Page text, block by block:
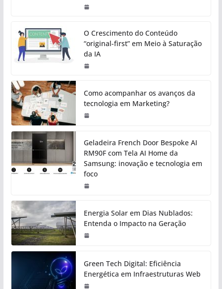
O Crescimento do Conteúdo
“original-first” em Meio à Saturação
da IA
Como acompanhar os avanços da
tecnologia em Marketing?
Geladeira French Door Bespoke AI
RM90F com Tela AI Home da
Samsung: inovação e tecnologia em
foco
Energia Solar em Dias Nublados:
Entenda o Impacto na Geração
Green Tech Digital: Eficiência
Energética em Infraestruturas Web